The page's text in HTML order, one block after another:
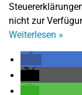
nicht zur
Weiterlesen »